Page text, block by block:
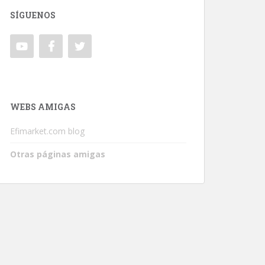
SÍGUENOS
WEBS AMIGAS
Efimarket.com blog
Otras páginas amigas